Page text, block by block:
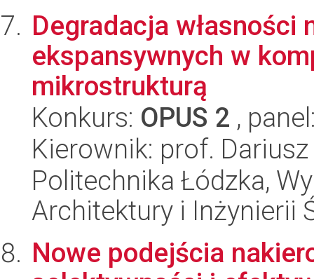
Degradacja
ekspansywnych w
mikrostrukturą
Konkurs: OPUS 2 ,
Kierownik: prof.
Politechnika Łódzka,
Architektury i Inżynierii
Nowe podejścia